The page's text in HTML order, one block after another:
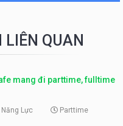
QUAN
mang đi parttime, fulltime
Lực Parttime